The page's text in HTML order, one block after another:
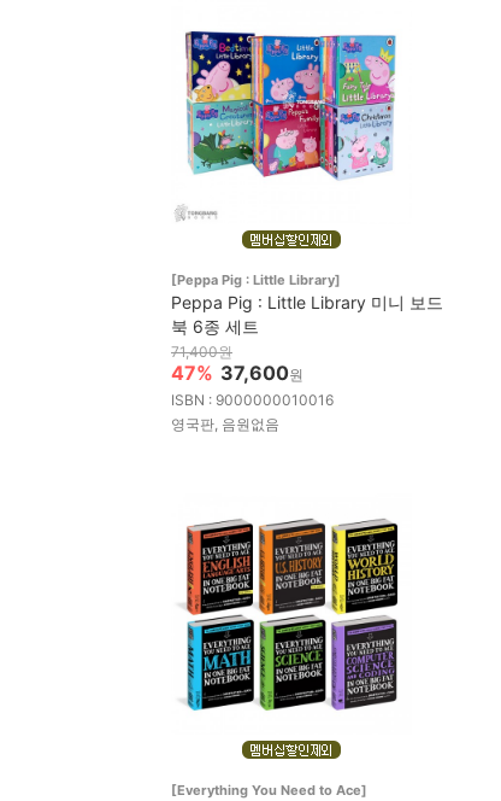
[Peppa Pig : Little Library]
Peppa Pig : Little Library 미니 보드
북 6종 세트
71,400원
47% 37,600원
ISBN : 9000000010016
영국판, 음원없음
[Everything You Need to Ace]